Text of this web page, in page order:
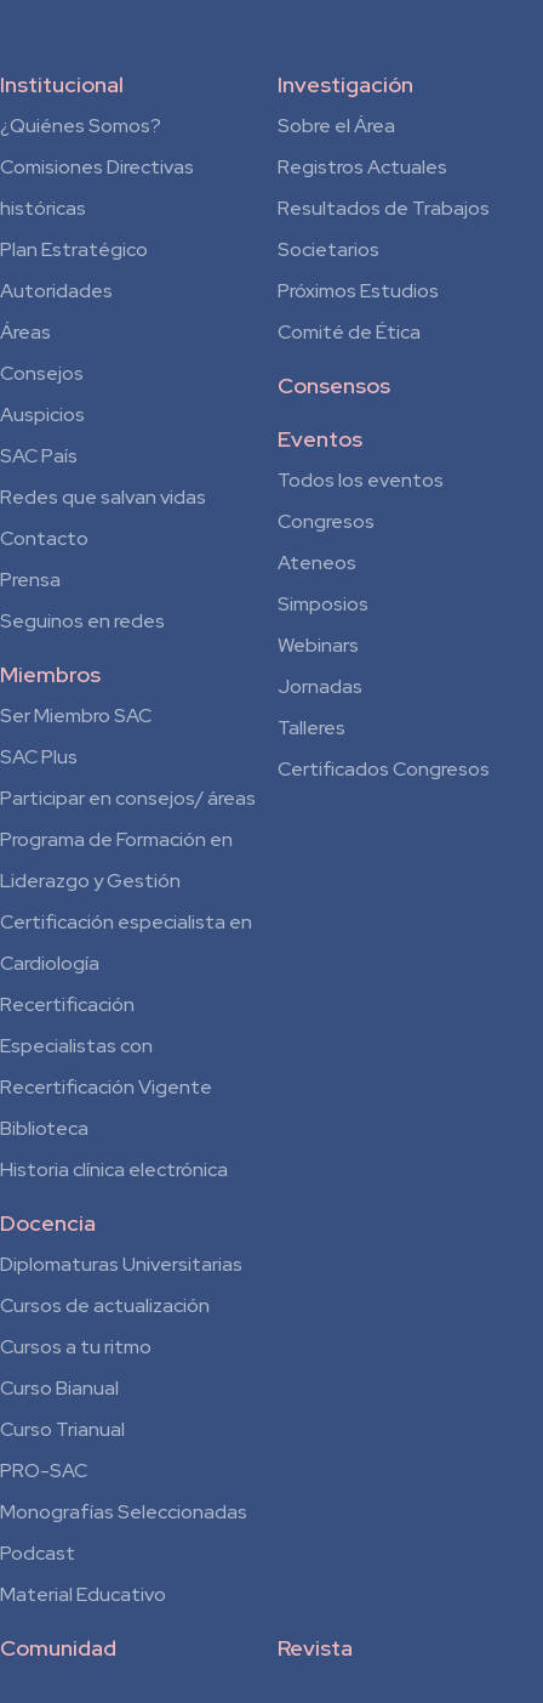
Institucional
¿Quiénes Somos?
Comisiones Directivas
históricas
Plan Estratégico
Autoridades
Áreas
Consejos
Auspicios
SAC País
Redes que salvan vidas
Contacto
Prensa
Seguinos en redes
Miembros
Ser Miembro SAC
SAC Plus
Participar en consejos/ áreas
Programa de Formación en
Liderazgo y Gestión
Certificación especialista en
Cardiología
Recertificación
Especialistas con
Recertificación Vigente
Biblioteca
Historia clínica electrónica
Docencia
Diplomaturas Universitarias
Cursos de actualización
Cursos a tu ritmo
Curso Bianual
para
Residentes
Curso Trianual
PRO-SAC
Monografías Seleccionadas
Podcast
Material Educativo
Investigación
Sobre el Área
Registros Actuales
Resultados de Trabajos
Societarios
Próximos Estudios
Comité de Ética
Consensos
Eventos
Todos los eventos
Congresos
Ateneos
Simposios
Webinars
Jornadas
Talleres
Certificados Congresos
Revista
Comunidad